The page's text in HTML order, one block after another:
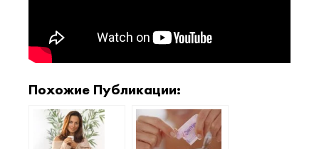
Похожие Публикации: